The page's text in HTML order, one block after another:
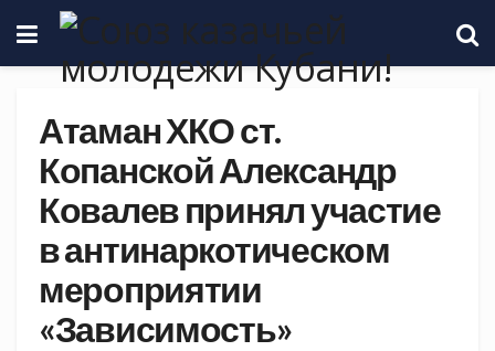
Атаман ХКО ст.
Копанской Александр
Ковалев принял участие
в антинаркотическом
мероприятии
«Зависимость»